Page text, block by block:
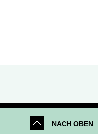
NACH OBEN